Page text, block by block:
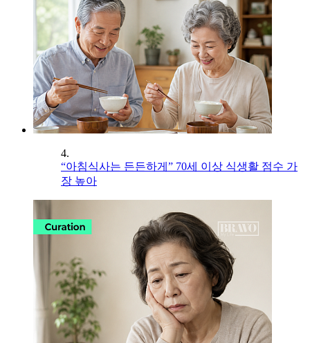
4.
“아침식사는 든든하게” 70세 이상 식생활 점수 가
장 높아